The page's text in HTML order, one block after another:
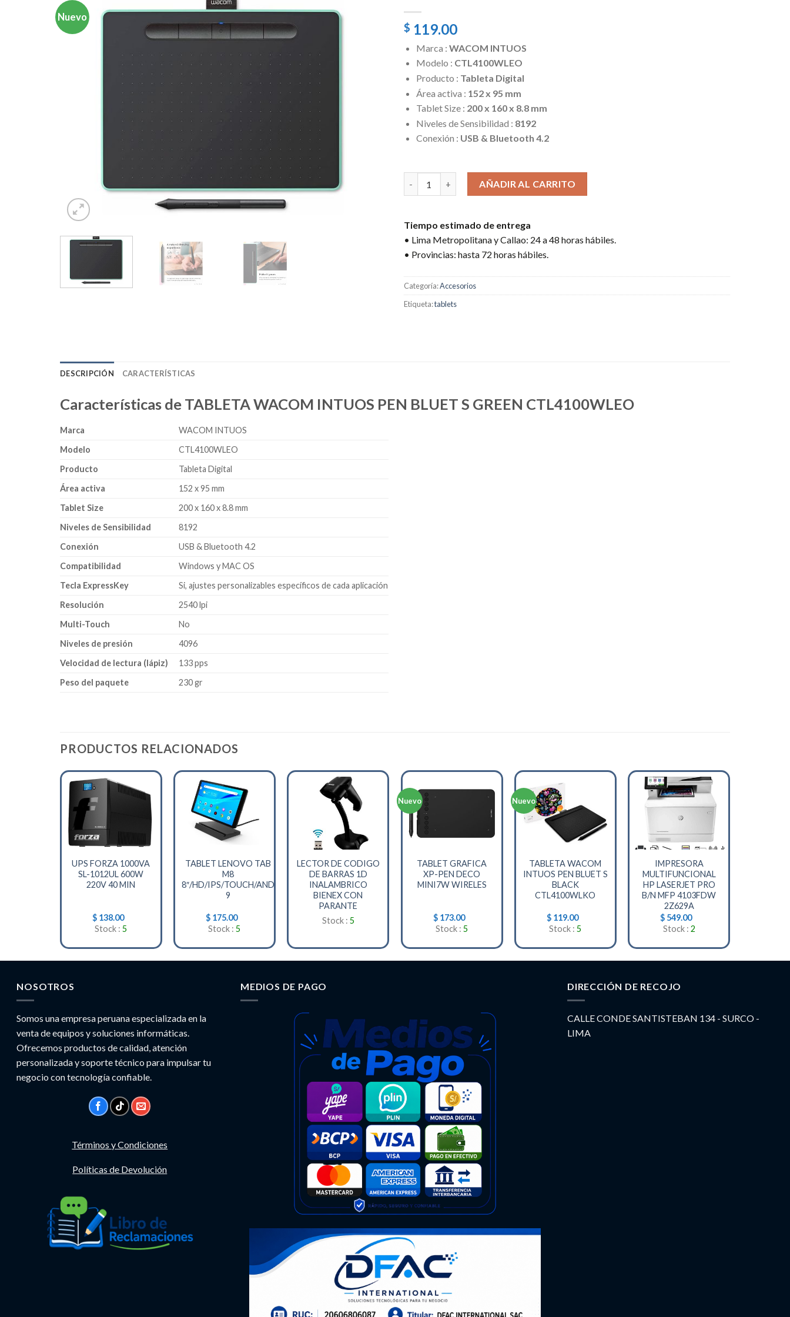
Nuevo
$ 119.00
Marca : WACOM INTUOS
Modelo : CTL4100WLEO
Producto : Tableta Digital
Área activa : 152 x 95 mm
Tablet Size : 200 x 160 x 8.8 mm
Niveles de Sensibilidad : 8192
Conexión : USB & Bluetooth 4.2
TABLETA WACOM INTUOS PEN BLUET S GREEN CTL4100WLEO cantidad
AÑADIR AL CARRITO
Tiempo estimado de entrega
• Lima Metropolitana y Callao: 24 a 48 horas hábiles.
• Provincias: hasta 72 horas hábiles.
Categoría:Accesorios
Etiqueta:tablets
DESCRIPCIÓN CARACTERÍSTICAS
Características de TABLETA WACOM INTUOS PEN BLUET S GREEN CTL4100WLEO
Marca
WACOM INTUOS
Modelo
CTL4100WLEO
Producto
Tableta Digital
Área activa
152 x 95 mm
Tablet Size
200 x 160 x 8.8 mm
Niveles de Sensibilidad
8192
Conexión
USB & Bluetooth 4.2
Compatibilidad
Windows y MAC OS
Tecla ExpressKey
Si, ajustes personalizables específicos de cada aplicación
Resolución
2540 lpi
Multi-Touch
No
Niveles de presión
4096
Velocidad de lectura (lápiz)
133 pps
Peso del paquete
230 gr
PRODUCTOS RELACIONADOS
+
UPS FORZA 1000VA
SL-1012UL 600W
220V 40 MIN
$138.00
Stock :5
TABLET LENOVO TAB
M8
8″/HD/IPS/TOUCH/AND
9
$175.00
Stock :5
LECTOR DE CODIGO
DE BARRAS 1D
INALAMBRICO
BIENEX CON
PARANTE
Stock : 5
Nuevo
+
TABLET GRAFICA
XP-PEN DECO
MINI7W WIRELES
$173.00
Stock :5
Nuevo
TABLETA WACOM
INTUOS PEN BLUET S
BLACK
CTL4100WLKO
$119.00
Stock :5
IMPRESORA
MULTIFUNCIONAL
HP LASERJET PRO
B/N MFP 4103FDW
2Z629A
$ 549.00
Stock : 2
NOSOTROS
Somos una empresa peruana especializada en la
venta de equipos y soluciones informáticas.
Ofrecemos productos de calidad, atención
personalizada y soporte técnico para impulsar tu
negocio con tecnología confiable.
Términos y Condiciones
Políticas de Devolución
MEDIOS DE PAGO DIRECCIÓN DE RECOJO
CALLE CONDE SANTISTEBAN 134 - SURCO -
LIMA